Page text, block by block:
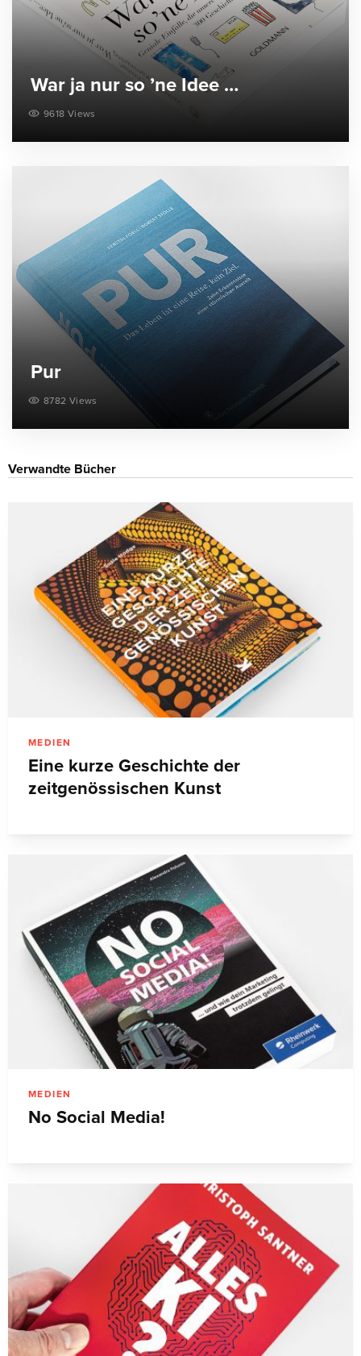
War ja nur so ’ne Idee …
9618 Views
Pur
8782 Views
Verwandte Bücher
MEDIEN
Eine kurze Geschichte der
zeitgenössischen Kunst
MEDIEN
No Social Media!